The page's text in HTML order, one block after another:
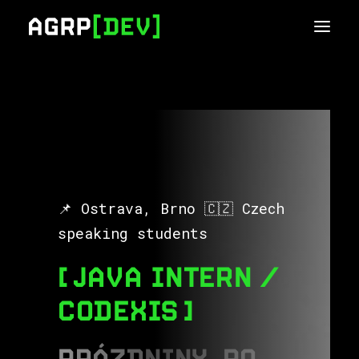
📌 Ostrava, Brno 🇨🇿 Czech
speaking students
JAVA INTERN /
CODEXIS